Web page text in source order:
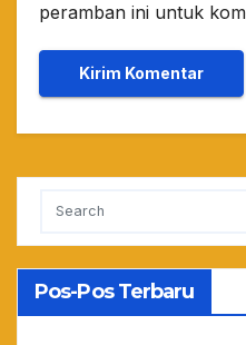
peramban ini untuk
Pos-Pos Terbaru